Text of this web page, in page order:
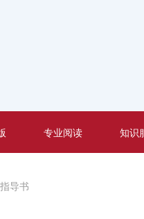
专业阅读 知识
导书